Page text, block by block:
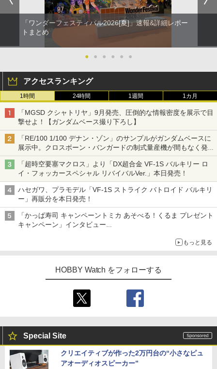
「ワンダーフェスティバル2026[夏]」速報&詳細レポー
トまとめ
● ● ● ● ● ●
アクセスランキング
1時間 24時間 1週間 1カ月
「MGSD クシャトリヤ」9月発売、圧倒的な情報密度を展示で目
撃せよ！【ガンダムベース撮り下ろし】
「RE/100 1/100 デナン・ゾン」のサンプルがガンダムベースに
展示中。クロスボーン・バンガードの制式量産機が間もなく発送
【ガンダムベース撮り下ろし】
「超時空要塞マクロス」より「DX超合金 VF-1S バルキリー ロ
イ・フォッカースペシャル リバイバルVer.」本日発売！
ハセガワ、プラモデル「VF-1S ストライク バトロイド バルキリ
ー」再販分を本日発売！
「かっぱ寿司 キャンペーントミカ あそべる！くるま プレゼント
キャンペーン」インタビュー
もっと見る
HOBBY Watch をフォローする
Special Site
クリエイティブが作った2万円台の“小さなピュ
アオーディオスピーカー”